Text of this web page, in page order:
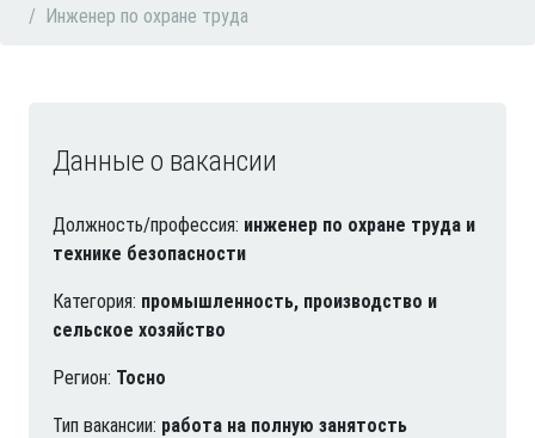
Инженер по охране труда
Данные о вакансии
Должность/профессия: инженер по охране труда и
технике безопасности
Категория: промышленность, производство и
сельское хозяйство
Регион: Тосно
Тип вакансии: работа на полную занятость